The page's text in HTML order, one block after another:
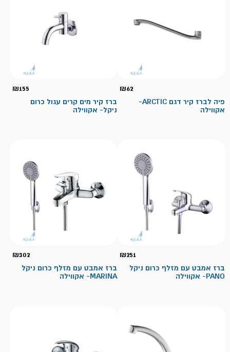
₪62
פיה לברז קיר דגם ARCTIC-
אקווילה
₪155
ברז קיר מים קרים עגול כרום
ניקל- אקווילה
₪251
ברז אמבט עם מזלף כרום ניקל
PANO- אקווילה
₪302
ברז אמבט עם מזלף כרום ניקל
MARINA- אקווילה